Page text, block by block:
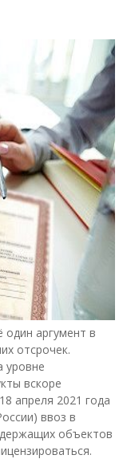
один аргумент в
отсрочек.
уровне
вскоре
апреля 2021 года
ввоз в
объектов